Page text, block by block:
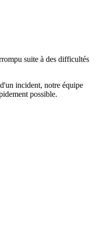
suite à des difficultés
incident, notre équipe
possible.